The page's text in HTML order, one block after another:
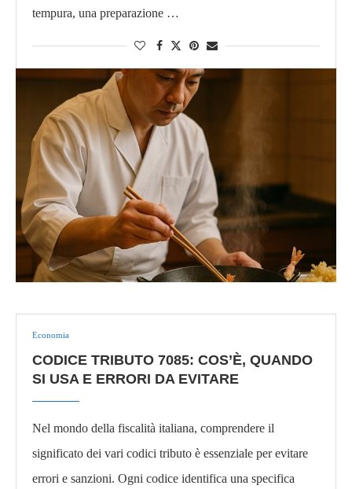
tempura, una preparazione …
Economia
CODICE TRIBUTO 7085: COS’È, QUANDO
SI USA E ERRORI DA EVITARE
Nel mondo della fiscalità italiana, comprendere il
significato dei vari codici tributo è essenziale per evitare
errori e sanzioni. Ogni codice identifica una specifica